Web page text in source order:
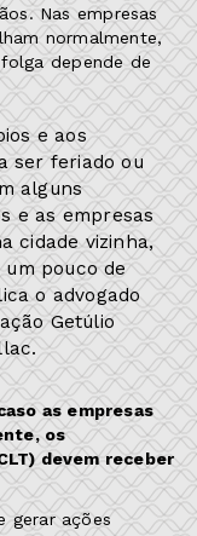
Nas empresas
normalmente,
depende de
e aos
ser feriado ou
alguns
e as empresas
cidade vizinha,
pouco de
o advogado
Getúlio
as empresas
os
devem receber
gerar ações